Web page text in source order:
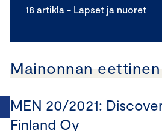
18 artikla - Lapset ja nuoret
Mainonnan
MEN 20/2021:
Finland Oy